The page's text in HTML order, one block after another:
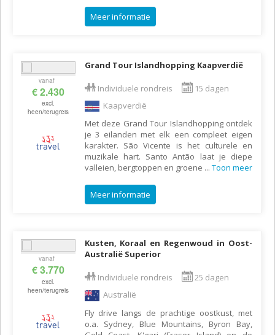
Meer informatie
vanaf
€ 2.430
excl.
heen/terugreis
Grand Tour Islandhopping Kaapverdië
Individuele rondreis
15 dagen
Kaapverdië
Met deze Grand Tour Islandhopping ontdek
je 3 eilanden met elk een compleet eigen
karakter. São Vicente is het culturele en
muzikale hart. Santo Antão laat je diepe
valleien, bergtoppen en groene ... Toon meer
Meer informatie
vanaf
€ 3.770
excl.
heen/terugreis
Kusten, Koraal en Regenwoud in Oost-
Australië Superior
Individuele rondreis
25 dagen
Australië
Fly drive langs de prachtige oostkust, met
o.a. Sydney, Blue Mountains, Byron Bay,